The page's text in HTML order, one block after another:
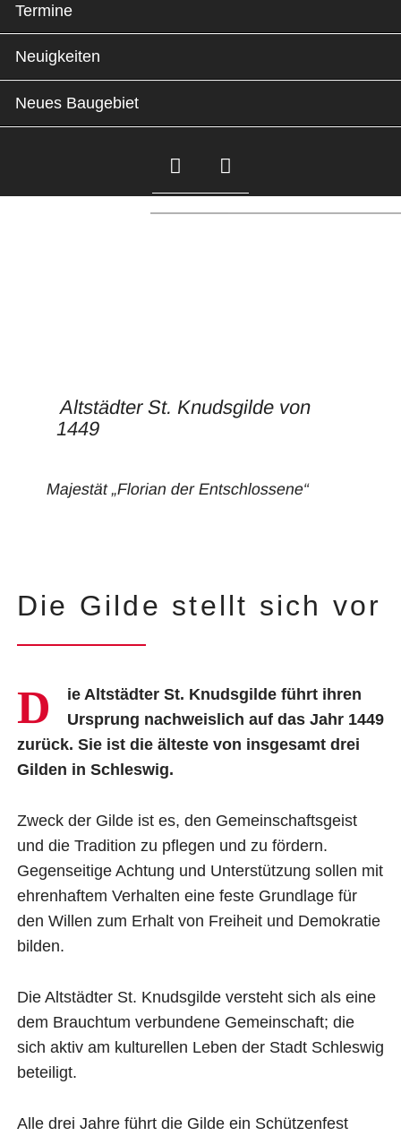
Termine
Neuigkeiten
Neues Baugebiet
Altstädter St. Knudsgilde von
1449
Majestät „Florian der Entschlossene“
Die Gilde stellt sich vor
D
ie Altstädter St. Knudsgilde führt ihren
Ursprung nachweislich auf das Jahr 1449
zurück. Sie ist die älteste von insgesamt drei
Gilden in Schleswig.
Zweck der Gilde ist es, den Gemeinschaftsgeist
und die Tradition zu pflegen und zu fördern.
Gegenseitige Achtung und Unterstützung sollen mit
ehrenhaftem Verhalten eine feste Grundlage für
den Willen zum Erhalt von Freiheit und Demokratie
bilden.
Die Altstädter St. Knudsgilde versteht sich als eine
dem Brauchtum verbundene Gemeinschaft; die
sich aktiv am kulturellen Leben der Stadt Schleswig
beteiligt.
Alle drei Jahre führt die Gilde ein Schützenfest